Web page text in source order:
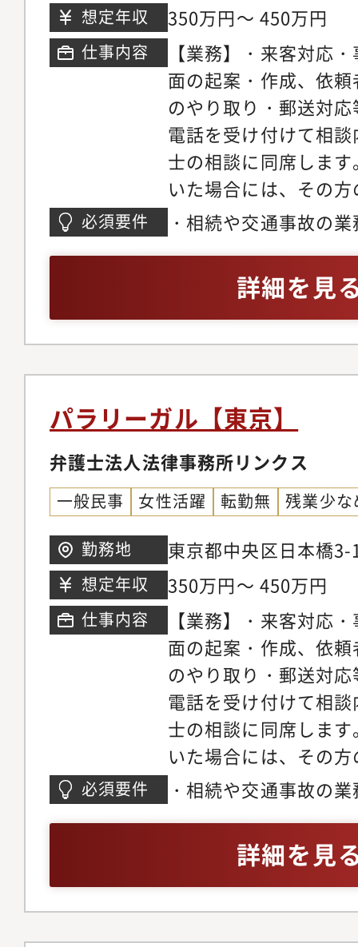
内外の一流企業の案
に高い質とスピード
の成長にも繋がりま
ことができ、進捗情
る機会も多いため、
ができます。・自身
かった点についても
をもらうことができ
画鑑賞など所員同士
があります。・事務
し合いをすることが
メールを通じて、所
とができます。・業
視野が広がります。
に、疑問に思ったこ
すい環境であり、そ
くださったり、 丁寧
す。・仕事とプライ
できる環境です。・
で、通いやすいです。
タワーズ・ノース 19F
想定年収 350万円～ 450万円
仕事内容
【業務】・来客対応
面の起案・作成、依
のやり取り・郵送対
電話を受け付けて相
士の相談に同席しま
いた場合には、その
ます。担当スタッフ
とのやりとり、事件
作業はすべて、弁護
一般的な法律事務所
も幅広い裁量と責任
は、交通事故の被害
サポートが多いです
の被害者の方に寄り
者との信頼関係を構
【特徴】リンクスは
タッフで一緒に事務
索している、大手事
所とは異なる独自の
所です。例えば、基
護士とリーガルスタ
チームワークで依頼
また、事務所会議や
拘束されるといった
所員が議論して考え
針等を決めていきま
気風で弁護士やリー
期的に開いて懇親を
い事務所です。
必須要件
・相続や交通事故の
詳細を見
パラリーガル【東京】
弁護士法人法律事務所リンクス
一般民事 女性活躍 転勤無 残業少な
勤務地
東京都中央区日本橋
桜通り 6階
想定年収 350万円～ 450万円
仕事内容
【業務】・来客対応
面の起案・作成、依
のやり取り・郵送対
電話を受け付けて相
士の相談に同席しま
いた場合には、その
ます。担当スタッフ
とのやりとり、事件
作業はすべて、弁護
一般的な法律事務所
も幅広い裁量と責任
必須要件
・相続や交通事故の
詳細を見